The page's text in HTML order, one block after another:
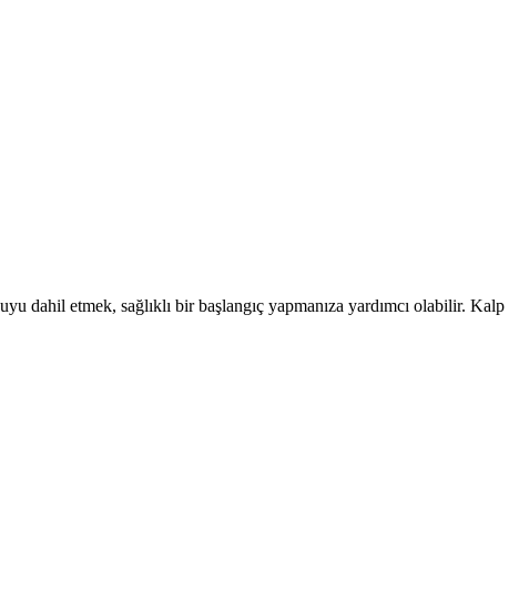
dahil etmek, sağlıklı bir başlangıç yapmanıza yardımcı olabilir. Kalp